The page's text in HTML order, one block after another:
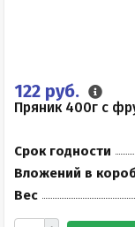
122 руб.
Пряник 400г с
Срок годности
Вложений в
Вес